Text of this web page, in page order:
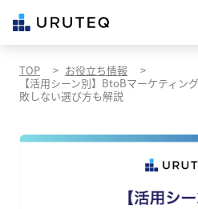
TOP
お役立ち情報
【活用シーン別】BtoBマーケティン
敗しない選び方も解説